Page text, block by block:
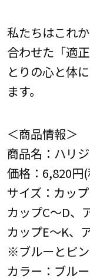
私たちはこれ
合わせた「適
とりの心と体
ます。
＜商品情報＞
商品名：ハリ
価格：6,820円
サイズ：カッ
カップC～D、
カップE～K、
※ブルーとピ
カラー：ブル